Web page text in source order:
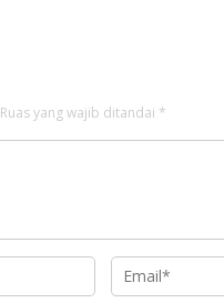
Ruas yang wajib ditandai *